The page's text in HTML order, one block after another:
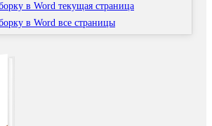
в Word текущая страница
в Word все страницы